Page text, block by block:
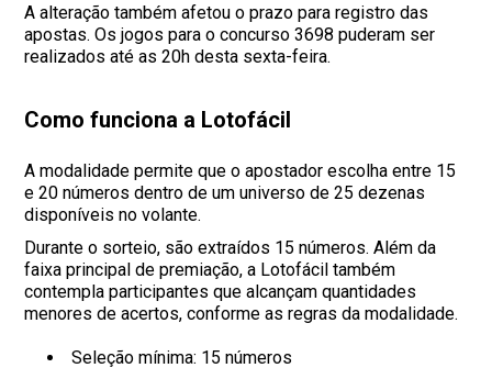
A alteração também afetou o prazo para registro das
apostas. Os jogos para o concurso 3698 puderam ser
realizados até as 20h desta sexta-feira.
Como funciona a Lotofácil
A modalidade permite que o apostador escolha entre 15
e 20 números dentro de um universo de 25 dezenas
disponíveis no volante.
Durante o sorteio, são extraídos 15 números. Além da
faixa principal de premiação, a Lotofácil também
contempla participantes que alcançam quantidades
menores de acertos, conforme as regras da modalidade.
Seleção mínima: 15 números